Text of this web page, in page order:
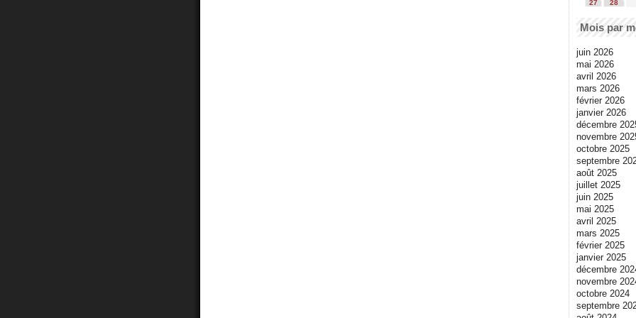
27
28
Mois par
juin 2026
mai 2026
avril 2026
mars 2026
février 2026
janvier 2026
décembre
novembre
octobre 2025
septembre
août 2025
juillet 2025
juin 2025
mai 2025
avril 2025
mars 2025
février 2025
janvier 2025
décembre
novembre
octobre 2024
septembre